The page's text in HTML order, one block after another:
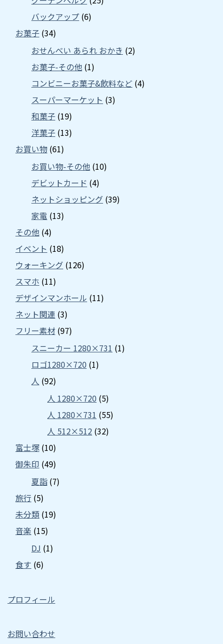
バックアップ (6)
お菓子 (34)
おせんべい あられ おかき (2)
お菓子-その他 (1)
コンビニーお菓子&飲料など (4)
スーパーマーケット (3)
和菓子 (19)
洋菓子 (13)
お買い物 (61)
お買い物-その他 (10)
デビットカード (4)
ネットショッピング (39)
家電 (13)
その他 (4)
イベント (18)
ウォーキング (126)
スマホ (11)
デザインマンホール (11)
ネット関連 (3)
フリー素材 (97)
スニーカー 1280×731 (1)
ロゴ1280×720 (1)
人 (92)
人 1280×720 (5)
人 1280×731 (55)
人 512×512 (32)
富士塚 (10)
御朱印 (49)
夏詣 (7)
旅行 (5)
未分類 (19)
音楽 (15)
DJ (1)
食す (6)
プロフィール
お問い合わせ